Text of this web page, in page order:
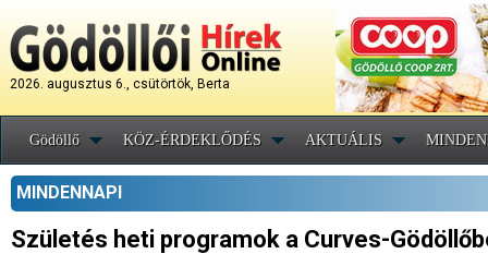
2026. augusztus 6., csütörtök, Berta
Gödöllő KÖZ-ÉRDEKLŐDÉS AKTUÁLIS
MINDENNAPI
Születés heti programok a Curves-